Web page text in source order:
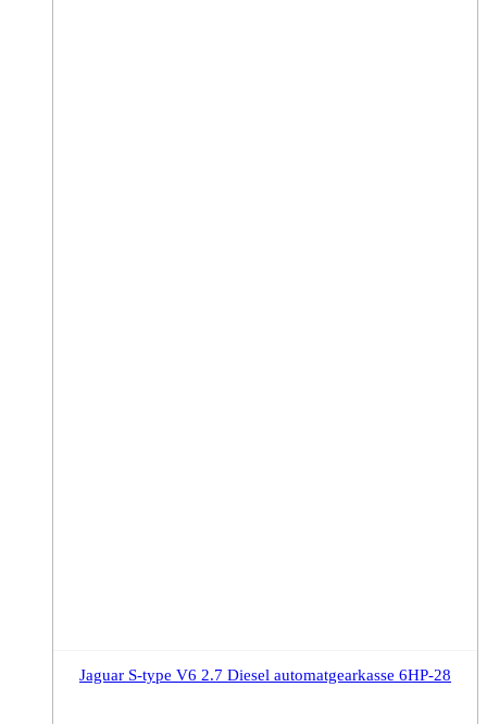
Jaguar S-type V6 2.7 Diesel automatgearkasse 6HP-28